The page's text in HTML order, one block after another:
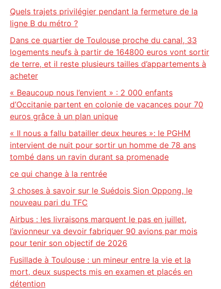
Quels trajets privilégier pendant la fermeture de la
ligne B du métro ?
Dans ce quartier de Toulouse proche du canal, 33
logements neufs à partir de 164800 euros vont sortir
de terre, et il reste plusieurs tailles d’appartements à
acheter
« Beaucoup nous l’envient » : 2 000 enfants
d’Occitanie partent en colonie de vacances pour 70
euros grâce à un plan unique
« Il nous a fallu batailler deux heures »: le PGHM
intervient de nuit pour sortir un homme de 78 ans
tombé dans un ravin durant sa promenade
ce qui change à la rentrée
3 choses à savoir sur le Suédois Sion Oppong, le
nouveau pari du TFC
Airbus : les livraisons marquent le pas en juillet,
l’avionneur va devoir fabriquer 90 avions par mois
pour tenir son objectif de 2026
Fusillade à Toulouse : un mineur entre la vie et la
mort, deux suspects mis en examen et placés en
détention